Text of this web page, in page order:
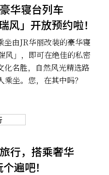
华寝台列车
风」开放预约啦！
坐由JR华丽改装的豪华寝
」，即可在绝佳的私密
化名胜，自然风光精选路
坐。您，在其中吗？
行，搭乘奢华
遍吧！